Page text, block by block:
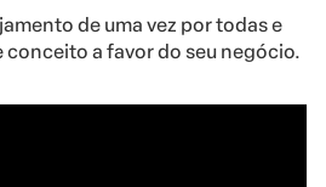
de uma vez por todas e
conceito a favor do seu negócio.